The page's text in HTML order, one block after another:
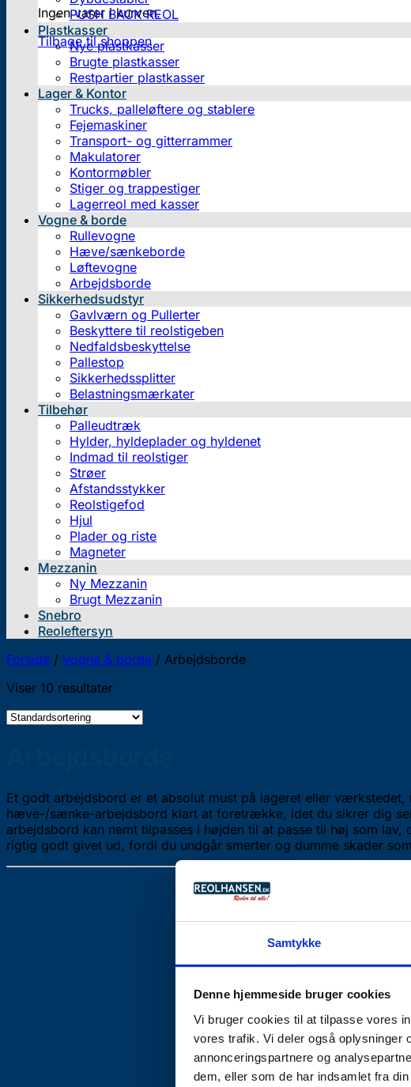
Samtykke
Denne hjemmeside bruger cookies
Vi bruger cookies til at tilpasse vores
vores trafik. Vi deler også oplysninger
annonceringspartnere og
dem, eller som de har indsamlet fra
Ingen varer i kurven.
Tilbage til shoppen
PUSH BACK REOL
Plastkasser
Nye plastkasser
Brugte plastkasser
Restpartier plastkasser
Lager & Kontor
Trucks, palleløftere og stablere
Fejemaskiner
Transport- og gitterrammer
Makulatorer
Kontormøbler
Stiger og trappestiger
Lagerreol med kasser
Vogne & borde
Rullevogne
Hæve/sænkeborde
Løftevogne
Arbejdsborde
Sikkerhedsudstyr
Gavlværn og Pullerter
Beskyttere til reolstigeben
Nedfaldsbeskyttelse
Pallestop
Sikkerhedssplitter
Belastningsmærkater
Tilbehør
Palleudtræk
Hylder, hyldeplader og hyldenet
Indmad til reolstiger
Strøer
Afstandsstykker
Reolstigefod
Hjul
Plader og riste
Magneter
Mezzanin
Ny Mezzanin
Brugt Mezzanin
Snebro
Reoleftersyn
Forside / Vogne & borde / Arbejdsborde
Viser 10 resultater
Et godt arbejdsbord er et absolut must på lageret eller
hæve-/sænke-arbejdsbord klart at foretrække, idet du sikrer dig
arbejdsbord kan nemt tilpasses i højden til at passe til høj som
rigtig godt givet ud, fordi du undgår smerter og dumme skader